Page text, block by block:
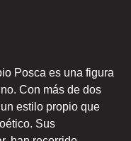
Posca es una figura
Con más de dos
estilo propio que
Sus